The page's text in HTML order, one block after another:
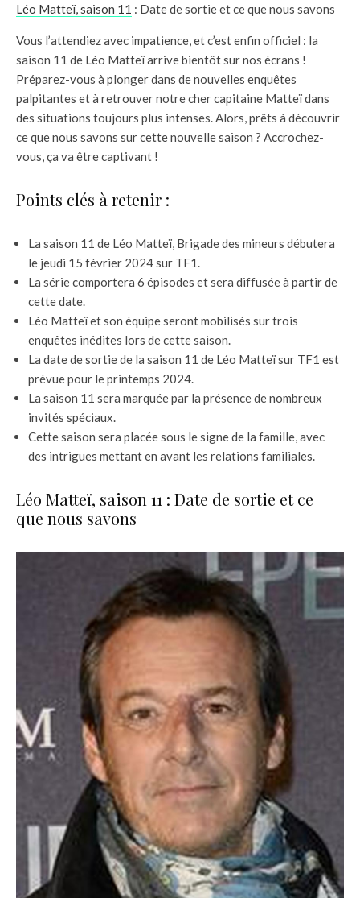
Léo Matteï, saison 11 : Date de sortie et ce que nous savons
Vous l’attendiez avec impatience, et c’est enfin officiel : la
saison 11 de Léo Matteï arrive bientôt sur nos écrans !
Préparez-vous à plonger dans de nouvelles enquêtes
palpitantes et à retrouver notre cher capitaine Matteï dans
des situations toujours plus intenses. Alors, prêts à découvrir
ce que nous savons sur cette nouvelle saison ? Accrochez-
vous, ça va être captivant !
Points clés à retenir :
La saison 11 de Léo Matteï, Brigade des mineurs débutera
le jeudi 15 février 2024 sur TF1.
La série comportera 6 épisodes et sera diffusée à partir de
cette date.
Léo Matteï et son équipe seront mobilisés sur trois
enquêtes inédites lors de cette saison.
La date de sortie de la saison 11 de Léo Matteï sur TF1 est
prévue pour le printemps 2024.
La saison 11 sera marquée par la présence de nombreux
invités spéciaux.
Cette saison sera placée sous le signe de la famille, avec
des intrigues mettant en avant les relations familiales.
Léo Matteï, saison 11 : Date de sortie et ce
que nous savons